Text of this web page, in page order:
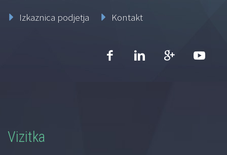
Izkaznica podjetja
Kontakt
Vizitka